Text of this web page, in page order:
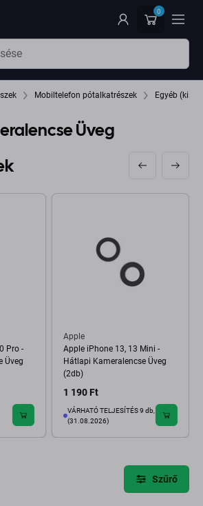
0
Mobiltelefon pótalkatrészek Egyéb (kis)
Üveg
Pro -
Üveg
Apple
Apple iPhone 13, 13 Mini -
Hátlapi Kameralencse Üveg
(2db)
1 190 Ft
VÁRHATÓ TELJESÍTÉS 9 db,
(31.08.2026)
Szűrő